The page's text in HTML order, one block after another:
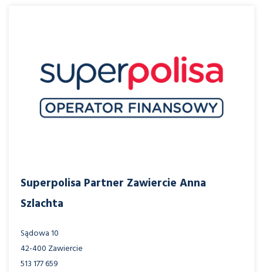
Superpolisa Partner Zawiercie Anna
Szlachta
Sądowa 10
42-400 Zawiercie
513 177 659